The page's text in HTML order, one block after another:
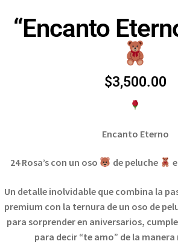
“Encanto
$3,500.00
Encanto Eterno
24 Rosa’s con un oso de peluche
Un detalle inolvidable que combina la
premium con la ternura de un oso de
para sorprender en aniversarios,
para decir “te amo” de la